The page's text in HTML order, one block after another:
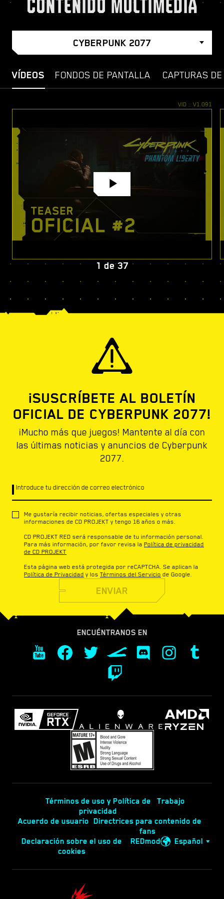
CONTENIDO MULTIMEDIA
CYBERPUNK 2077
VÍDEOS FONDOS DE PANTALLA CAPTURAS
1 de37
¡SUSCRÍBETE AL BOLETÍN
OFICIAL DE CYBERPUNK 2077!
¡Mucho más que juegos! Mantente al día con
las últimas noticias y anuncios de Cyberpunk
2077.
Introduce tu dirección de correo electrónico
Me gustaría recibir noticias, ofertas especiales y otras
informaciones de CD PROJEKT y tengo 16 años o más.
CD PROJEKT RED será responsable de tu información personal.
Para más información, por favor revisa la Política de privacidad
de CD PROJEKT
Esta página web está protegida por reCAPTCHA. Se aplican la
Política de Privacidad y los Términos del Servicio de Google.
ENVIAR
ENCUÉNTRANOS EN
Términos de uso y Política de
privacidad
Trabajo
Acuerdo de usuario
Directrices para contenido de
fans
Declaración sobre el uso de
cookies
REDmod Español